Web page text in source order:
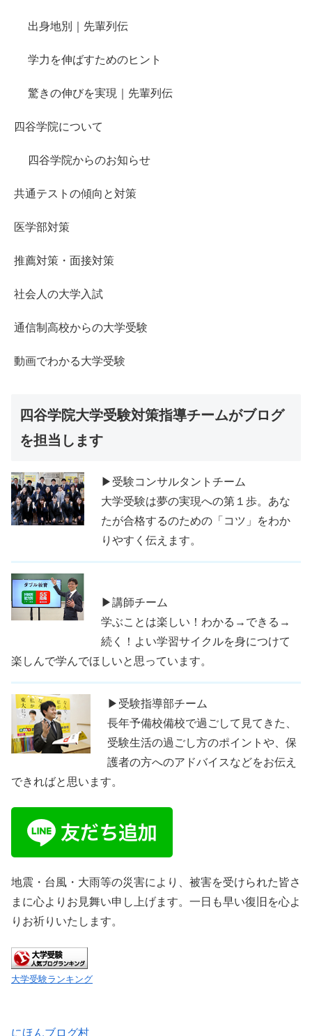
出身地別｜先輩列伝
学力を伸ばすためのヒント
驚きの伸びを実現｜先輩列伝
四谷学院について
四谷学院からのお知らせ
共通テストの傾向と対策
医学部対策
推薦対策・面接対策
社会人の大学入試
通信制高校からの大学受験
動画でわかる大学受験
四谷学院大学受験対策指導チームがブログ
を担当します
▶受験コンサルタントチーム
大学受験は夢の実現への第１歩。あな
たが合格するのための「コツ」をわか
りやすく伝えます。
▶講師チーム
学ぶことは楽しい！わかる→できる→
続く！よい学習サイクルを身につけて
楽しんで学んでほしいと思っています。
▶受験指導部チーム
長年予備校備校で過ごして見てきた、
受験生活の過ごし方のポイントや、保
護者の方へのアドバイスなどをお伝え
できればと思います。
地震・台風・大雨等の災害により、被害を受けられた皆さ
まに心よりお見舞い申し上げます。一日も早い復旧を心よ
りお祈りいたします。
大学受験ランキング
にほんブログ村